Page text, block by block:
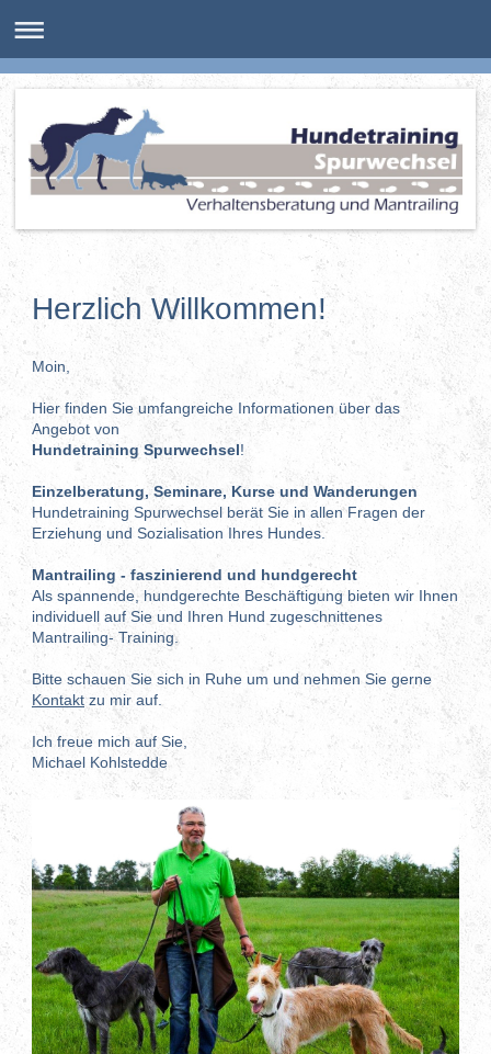
Herzlich Willkommen!
Moin,
Hier finden Sie umfangreiche Informationen über das
Angebot von
Hundetraining Spurwechsel!
Einzelberatung, Seminare, Kurse und Wanderungen
Hundetraining Spurwechsel berät Sie in allen Fragen der
Erziehung und Sozialisation Ihres Hundes.
Mantrailing - faszinierend und hundgerecht
Als spannende, hundgerechte Beschäftigung bieten wir Ihnen
individuell auf Sie und Ihren Hund zugeschnittenes
Mantrailing- Training.
Bitte schauen Sie sich in Ruhe um und nehmen Sie gerne
Kontakt zu mir auf.
Ich freue mich auf Sie,
Michael Kohlstedde